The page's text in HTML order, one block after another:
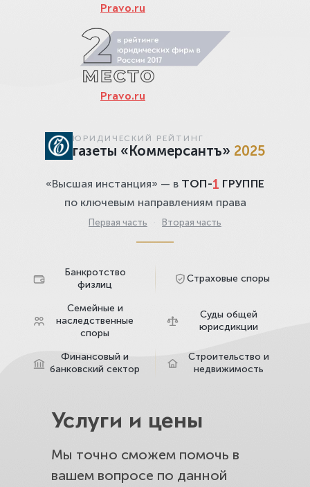
Pravo.ru
Pravo.ru
ЮРИДИЧЕСКИЙ РЕЙТИНГ
газеты «Коммерсантъ» 2025
«Высшая инстанция» — в ТОП-1 ГРУППЕ
по ключевым направлениям права
Первая часть Вторая часть
Банкротство
физлиц
Страховые споры
Семейные и
наследственные
споры
Суды общей
юрисдикции
Финансовый и
банковский сектор
Строительство и
недвижимость
Услуги и цены
Мы точно сможем помочь в
вашем вопросе по данной